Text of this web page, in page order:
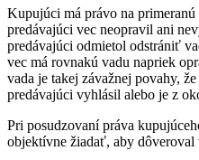
Kupujúci má právo na
predávajúci vec neopravil ani
predávajúci odmietol odstrániť
vec má rovnakú vadu napriek
vada je takej závažnej povahy,
predávajúci vyhlásil alebo je z
Pri posudzovaní práva
objektívne žiadať, aby